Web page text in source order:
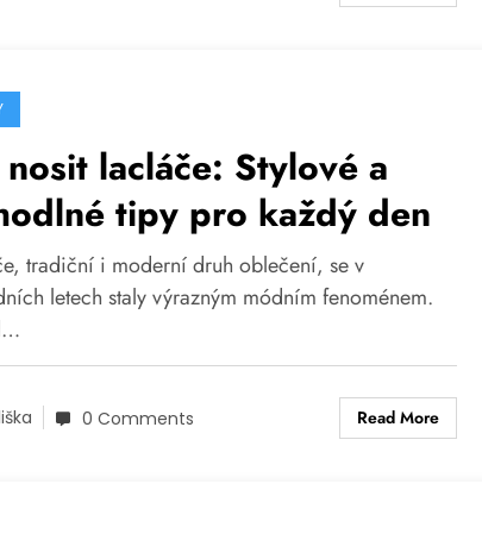
nosit lacláče: Stylové a
tipy pro každý den
tradiční i moderní druh oblečení, se v
letech staly výrazným módním fenoménem.
0 Comments Read More